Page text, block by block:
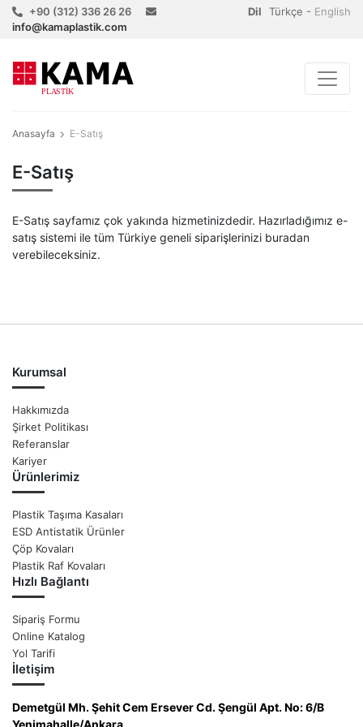
+90 (312) 336 26 26
info@kamaplastik.com
Dil Türkçe - English
Anasayfa E-Satış
E-Satış
E-Satış sayfamız çok yakında hizmetinizdedir. Hazırladığımız e-
satış sistemi ile tüm Türkiye geneli siparişlerinizi buradan
verebileceksiniz.
Kurumsal
Hakkımızda
Şirket Politikası
Referanslar
Kariyer
Ürünlerimiz
Plastik Taşıma Kasaları
ESD Antistatik Ürünler
Çöp Kovaları
Plastik Raf Kovaları
Hızlı Bağlantı
Sipariş Formu
Online Katalog
Yol Tarifi
İletişim
Demetgül Mh. Şehit Cem Ersever Cd. Şengül Apt. No: 6/B
Yenimahalle/Ankara